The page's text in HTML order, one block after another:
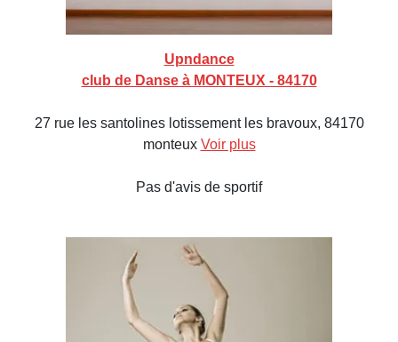
Upndance
club de Danse à MONTEUX - 84170
27 rue les santolines lotissement les bravoux, 84170
monteux Voir plus
Pas d'avis de sportif